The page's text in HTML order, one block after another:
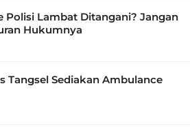
Polisi Lambat Ditangani? Jangan
Hukumnya
Tangsel Sediakan Ambulance